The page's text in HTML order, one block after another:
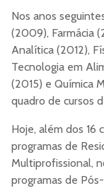
Nos anos
(2009), Farmácia
Analítica (2012),
Tecnologia em
(2015) e Química
quadro de cursos
Hoje, além dos 16
programas de
Multiprofissional,
programas de